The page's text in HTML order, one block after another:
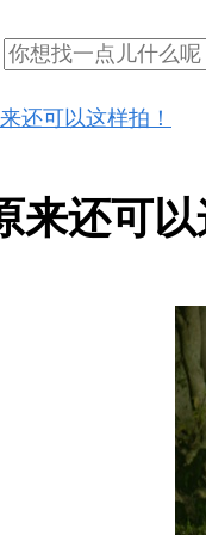
还可以这样拍！
来还可